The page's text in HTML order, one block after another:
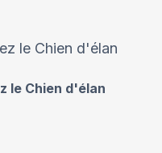
le Chien d'élan
le Chien d'élan